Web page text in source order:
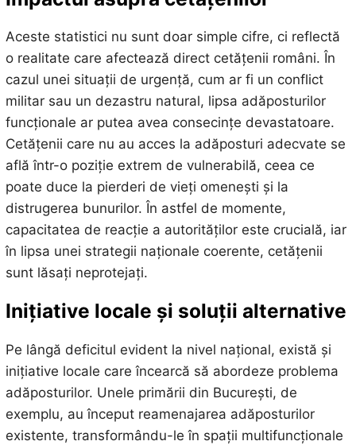
Aceste statistici nu sunt doar simple cifre, ci reflectă
o realitate care afectează direct cetățenii români. În
cazul unei situații de urgență, cum ar fi un conflict
militar sau un dezastru natural, lipsa adăposturilor
funcționale ar putea avea consecințe devastatoare.
Cetățenii care nu au acces la adăposturi adecvate se
află într-o poziție extrem de vulnerabilă, ceea ce
poate duce la pierderi de vieți omenești și la
distrugerea bunurilor. În astfel de momente,
capacitatea de reacție a autorităților este crucială, iar
în lipsa unei strategii naționale coerente, cetățenii
sunt lăsați neprotejați.
Inițiative locale și soluții alternative
Pe lângă deficitul evident la nivel național, există și
inițiative locale care încearcă să abordeze problema
adăposturilor. Unele primării din București, de
exemplu, au început reamenajarea adăposturilor
existente, transformându-le în spații multifuncționale